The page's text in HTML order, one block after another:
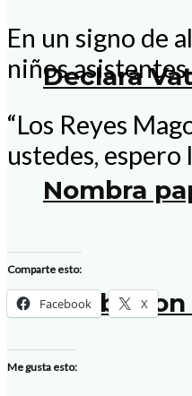
Declara
Nombra
En un signo de
niños
“Los Reyes
ustedes,
Comparte esto:
Facebook X
Me gusta esto: